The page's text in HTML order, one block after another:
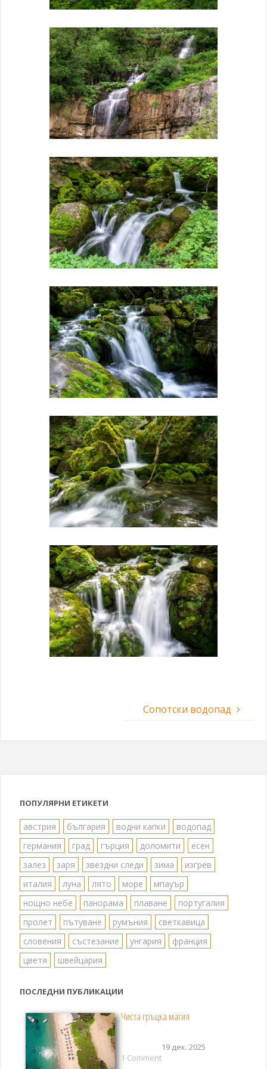
Сопотски водопад
ПОПУЛЯРНИ ЕТИКЕТИ
австрия българия водни капки
водопад
германия
град гърция доломити
есен
залез
заря звездни следи зима
изгрев
италия
луна лято море
мпауър
нощно небе
панорама плаване
португалия
пролет
пътуване румъния
светкавица
словения
състезание унгария
франция
цветя
швейцария
ПОСЛЕДНИ ПУБЛИКАЦИИ
Чиста гръцка магия
19 дек. 2025
1 Comment